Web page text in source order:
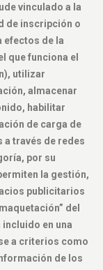
vinculado a la
de inscripción o
efectos de la
que funciona el
utilizar
almacenar
habilitar
de carga de
a través de redes
por su
la gestión,
publicitarios
del
en una
a criterios como
de los